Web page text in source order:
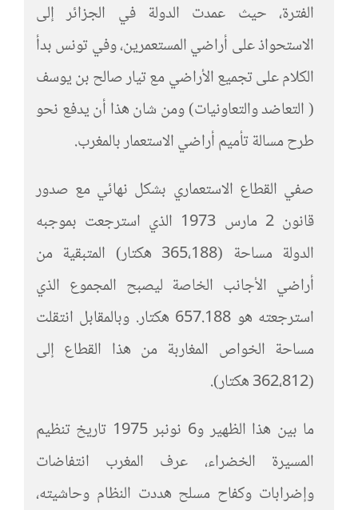
الفترة، حيث عمدت الدولة في الجزائر إلى
الاستحواذ على أراضي المستعمرين، وفي تونس بدأ
الكلام على تجميع الأراضي مع تيار صالح بن يوسف
( التعاضد والتعاونيات) ومن شان هذا أن يدفع نحو
طرح مسالة تأميم أراضي الاستعمار بالمغرب.
صفي القطاع الاستعماري بشكل نهائي مع صدور
قانون 2 مارس 1973 الذي استرجعت بموجبه
الدولة مساحة (365،188 هكتار) المتبقية من
أراضي الأجانب الخاصة ليصبح المجموع الذي
استرجعته هو 657.188 هكتار. وبالمقابل انتقلت
مساحة الخواص المغاربة من هذا القطاع إلى
(362،812 هكتار).
ما بين هذا الظهير و6 نونبر 1975 تاريخ تنظيم
المسيرة الخضراء، عرف المغرب انتفاضات
وإضرابات وكفاح مسلح هددت النظام وحاشيته،